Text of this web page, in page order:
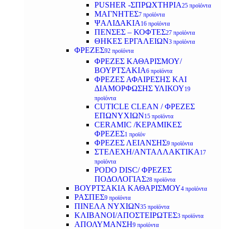
PUSHER -ΣΠΡΩΧΤΗΡΙΑ25 προϊόντα
ΜΑΓΝΗΤΕΣ7 προϊόντα
ΨΑΛΙΔΑΚΙΑ 16 προϊόντα
ΠΕΝΣΕΣ – ΚΟΦΤΕΣ27 προϊόντα
ΘΗΚΕΣ ΕΡΓΑΛΕΙΩΝ3 προϊόντα
ΦΡΕΖΕΣ92 προϊόντα
ΦΡΕΖΕΣ ΚΑΘΑΡΙΣΜΟΥ/
ΒΟΥΡΤΣΑΚΙΑ6 προϊόντα
ΦΡΕΖΕΣ ΑΦΑΙΡΕΣΗΣ ΚΑΙ
ΔΙΑΜΟΡΦΩΣΗΣ ΥΛΙΚΟΥ19
προϊόντα
CUTICLE CLEAN / ΦΡΕΖΕΣ
ΕΠΩΝΥΧΙΩΝ15 προϊόντα
CERAMIC /ΚΕΡΑΜΙΚΕΣ
ΦΡΕΖΕΣ1 προϊόν
ΦΡΕΖΕΣ ΛΕΙΑΝΣΗΣ9 προϊόντα
ΣΤΕΛΕΧΗ/ΑΝΤΑΛΛΑΚΤΙΚΑ 17
προϊόντα
PODO DISC/ ΦΡΕΖΕΣ
ΠΟΔΟΛΟΓΙΑΣ28 προϊόντα
ΒΟΥΡΤΣΑΚΙΑ ΚΑΘΑΡΙΣΜΟΥ4 προϊόντα
ΡΑΣΠΕΣ9 προϊόντα
ΠΙΝΕΛΑ ΝΥΧΙΩΝ35 προϊόντα
ΚΛΙΒΑΝΟΙ/ΑΠΟΣΤΕΙΡΩΤΕΣ3 προϊόντα
ΑΠΟΛΥΜΑΝΣΗ9 προϊόντα